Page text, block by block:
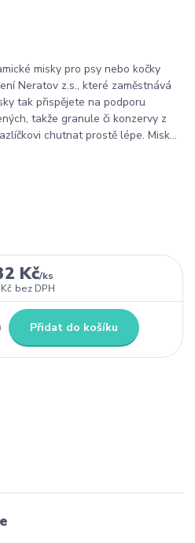
misky pro psy nebo kočky
Neratov z.s., které zaměstnává
tak přispějete na podporu
takže granule či konzervy z
chutnat prostě lépe. Misk...
Kč/ks
bez DPH
Přidat do košíku